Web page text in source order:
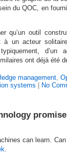
du QOC, en
qu’un outil
à un acteur
d’un
ont déjà été
management,
systems
No
promise
can learn.
.